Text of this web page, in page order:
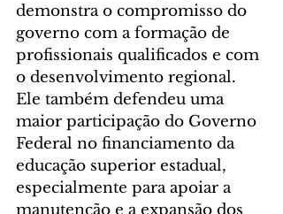
demonstra o compromisso do
governo com a formação de
profissionais qualificados e com
o desenvolvimento regional.
Ele também defendeu uma
maior participação do Governo
Federal no financiamento da
educação superior estadual,
especialmente para apoiar a
manutenção e a expansão dos